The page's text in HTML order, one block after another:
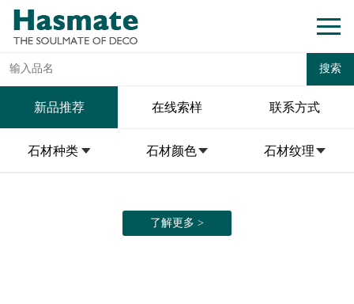
新品推荐 在线索样 联系方式
石材种类 石材颜色 石材纹理
了解更多 >